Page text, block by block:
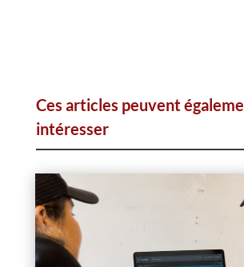
Ces articles peuvent
intéresser